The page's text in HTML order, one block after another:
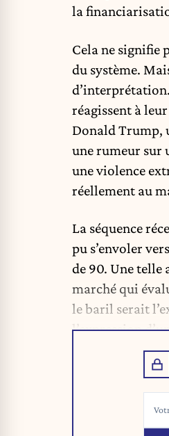
la
Cela ne signifie
du système.
réagissent à
Donald Trump,
une rumeur sur
une violence
réellement au
La séquence
pu s’envoler
de 90. Une telle
marché qui
le baril serait
l’expression